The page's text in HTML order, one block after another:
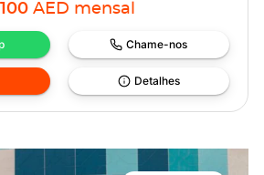
AED mensal
Chame-nos
Detalhes